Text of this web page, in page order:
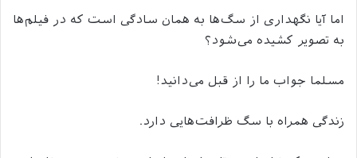
اما آیا نگهداری از سگ‌ها به همان سادگی است که در فیلم‌ها
به تصویر کشیده می‌شود؟
مسلما جواب ما را از قبل می‌دانید!
زندگی همراه با سگ ظرافت‌هایی دارد.